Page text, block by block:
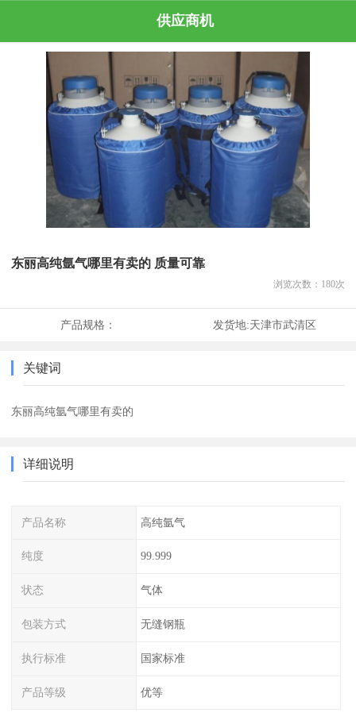
供应商机
东丽高纯氩气哪里有卖的 质量可靠
浏览次数： 180次
产品规格： 发货地:天津市武清区
关键词
东丽高纯氩气哪里有卖的
详细说明
产品名称 高纯氩气
纯度 99.999
状态 气体
包装方式 无缝钢瓶
执行标准 国家标准
产品等级 优等